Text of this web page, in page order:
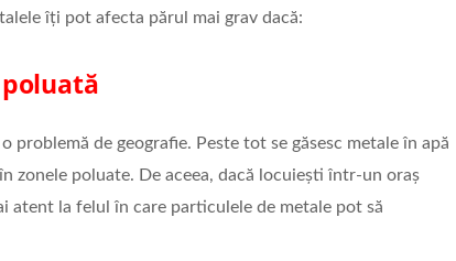
îți pot afecta părul mai grav dacă:
problemă de geografie. Peste tot se găsesc metale în apă
zonele poluate. De aceea, dacă locuiești într-un oraș
atent la felul în care particulele de metale pot să